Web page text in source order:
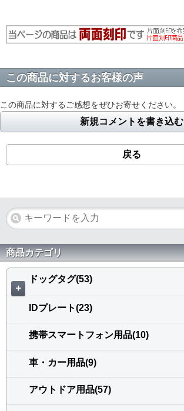
この商品に対するお客様の声
この商品に対するご感想をぜひお寄せください。
新規コメントを書き込む
戻る
商品カテゴリ
＋
ドッグタグ(53)
IDプレート(23)
携帯スマートフォン用品(10)
車・カー用品(9)
アウトドア用品(57)